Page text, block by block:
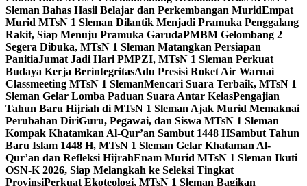
Sleman Bahas Hasil Belajar dan Perkembangan MuridEmpat
Murid MTsN 1 Sleman Dilantik Menjadi Pramuka Penggalang
Rakit, Siap Menuju Pramuka GarudaPMBM Gelombang 2
Segera Dibuka, MTsN 1 Sleman Matangkan Persiapan
PanitiaJumat Jadi Hari PMPZI, MTsN 1 Sleman Perkuat
Budaya Kerja BerintegritasAdu Presisi Roket Air Warnai
Classmeeting MTsN 1 SlemanMencari Suara Terbaik, MTsN 1
Sleman Gelar Lomba Paduan Suara Antar KelasPengajian
Tahun Baru Hijriah di MTsN 1 Sleman Ajak Murid Memaknai
Perubahan DiriGuru, Pegawai, dan Siswa MTsN 1 Sleman
Kompak Khatamkan Al-Qur’an Sambut 1448 HSambut Tahun
Baru Islam 1448 H, MTsN 1 Sleman Gelar Khataman Al-
Qur’an dan Refleksi HijrahEnam Murid MTsN 1 Sleman Ikuti
OSN-K 2026, Siap Melangkah ke Seleksi Tingkat
ProvinsiPerkuat Ekoteologi, MTsN 1 Sleman Bagikan